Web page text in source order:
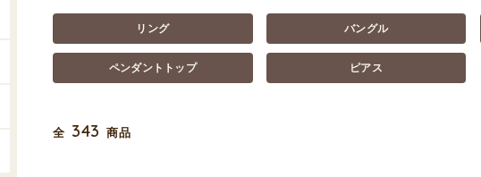
リング バングル
ペンダントトップ ピアス
全 343 商品